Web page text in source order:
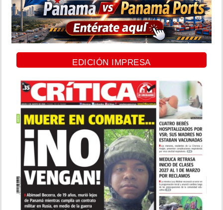
EDICIÓN IMPRESA